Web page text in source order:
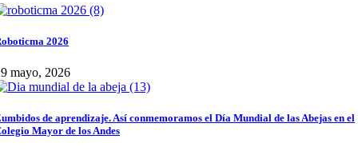
2026
mayo, 2026
de aprendizaje. Así conmemoramos el Día Mundial de las Abejas en el
Mayor de los Andes